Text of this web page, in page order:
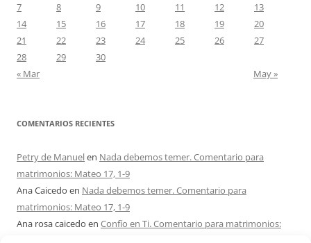
7
8 9 10 11 12
13
14
15 16 17 18 19
20
21
22 23 24 25 26
27
28
29
30
« Mar
May »
COMENTARIOS RECIENTES
Petry de Manuelen Nada debemos temer. Comentario para
matrimonios: Mateo 17, 1-9
Ana Caicedo en Nada debemos temer. Comentario para
matrimonios: Mateo 17, 1-9
Ana rosa caicedo en Confío en Ti. Comentario para matrimonios: